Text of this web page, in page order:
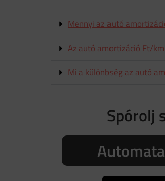
Mennyi az autó
Az autó amortizáció Ft/
Mi a különbség az autó
Spórolj